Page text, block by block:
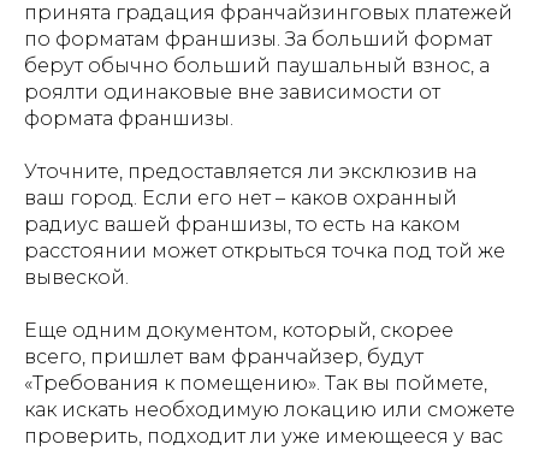
принята градация франчайзинговых платежей
по форматам франшизы. За больший формат
берут обычно больший паушальный взнос, а
роялти одинаковые вне зависимости от
формата франшизы.
Уточните, предоставляется ли эксклюзив на
ваш город. Если его нет – каков охранный
радиус вашей франшизы, то есть на каком
расстоянии может открыться точка под той же
вывеской.
Еще одним документом, который, скорее
всего, пришлет вам франчайзер, будут
«Требования к помещению». Так вы поймете,
как искать необходимую локацию или сможете
проверить, подходит ли уже имеющееся у вас